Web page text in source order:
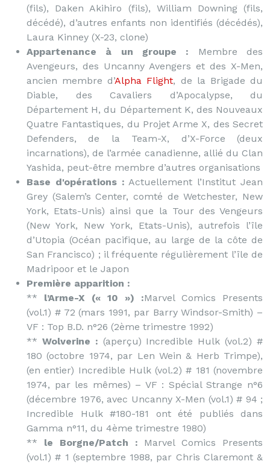
(fils), Daken Akihiro (fils), William Downing (fils,
décédé), d’autres enfants non identifiés (décédés),
Laura Kinney (X-23, clone)
Appartenance à un groupe : Membre des
Avengeurs, des Uncanny Avengers et des X-Men,
ancien membre d’Alpha Flight, de la Brigade du
Diable, des Cavaliers d’Apocalypse, du
Département H, du Département K, des Nouveaux
Quatre Fantastiques, du Projet Arme X, des Secret
Defenders, de la Team-X, d’X-Force (deux
incarnations), de l’armée canadienne, allié du Clan
Yashida, peut-être membre d’autres organisations
Base d'opérations : Actuellement l’Institut Jean
Grey (Salem’s Center, comté de Wetchester, New
York, Etats-Unis) ainsi que la Tour des Vengeurs
(New York, New York, Etats-Unis), autrefois l’île
d’Utopia (Océan pacifique, au large de la côte de
San Francisco) ; il fréquente régulièrement l’île de
Madripoor et le Japon
Première apparition :
** l’Arme-X (« 10 ») :Marvel Comics Presents
(vol.1) # 72 (mars 1991, par Barry Windsor-Smith) –
VF : Top B.D. n°26 (2ème trimestre 1992)
** Wolverine : (aperçu) Incredible Hulk (vol.2) #
180 (octobre 1974, par Len Wein & Herb Trimpe),
(en entier) Incredible Hulk (vol.2) # 181 (novembre
1974, par les mêmes) – VF : Spécial Strange n°6
(décembre 1976, avec Uncanny X-Men (vol.1) # 94 ;
Incredible Hulk #180-181 ont été publiés dans
Gamma n°11, du 4ème trimestre 1980)
** le Borgne/Patch : Marvel Comics Presents
(vol.1) # 1 (septembre 1988, par Chris Claremont &